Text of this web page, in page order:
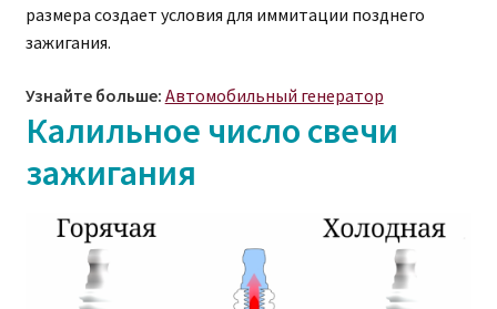
размера создает условия для иммитации позднего
зажигания.
Узнайте больше: Автомобильный генератор
Калильное число свечи
зажигания